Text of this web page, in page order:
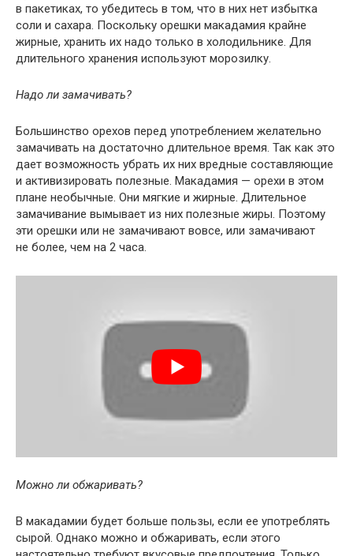
в пакетиках, то убедитесь в том, что в них нет избытка
соли и сахара. Поскольку орешки макадамия крайне
жирные, хранить их надо только в холодильнике. Для
длительного хранения используют морозилку.
Надо ли замачивать?
Большинство орехов перед употреблением желательно
замачивать на достаточно длительное время. Так как это
дает возможность убрать их них вредные составляющие
и активизировать полезные. Макадамия — орехи в этом
плане необычные. Они мягкие и жирные. Длительное
замачивание вымывает из них полезные жиры. Поэтому
эти орешки или не замачивают вовсе, или замачивают
не более, чем на 2 часа.
Можно ли обжаривать?
В макадамии будет больше пользы, если ее употреблять
сырой. Однако можно и обжаривать, если этого